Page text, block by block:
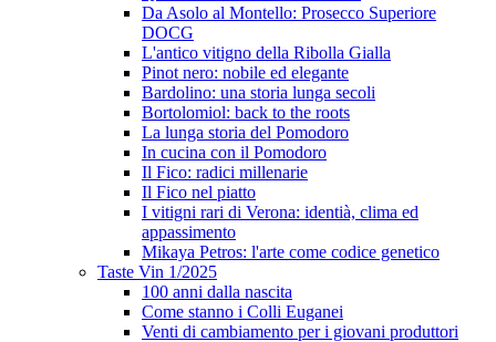
Da Asolo al Montello: Prosecco Superiore
DOCG
L'antico vitigno della Ribolla Gialla
Pinot nero: nobile ed elegante
Bardolino: una storia lunga secoli
Bortolomiol: back to the roots
La lunga storia del Pomodoro
In cucina con il Pomodoro
Il Fico: radici millenarie
Il Fico nel piatto
I vitigni rari di Verona: identià, clima ed
appassimento
Mikaya Petros: l'arte come codice genetico
Taste Vin 1/2025
100 anni dalla nascita
Come stanno i Colli Euganei
Venti di cambiamento per i giovani produttori